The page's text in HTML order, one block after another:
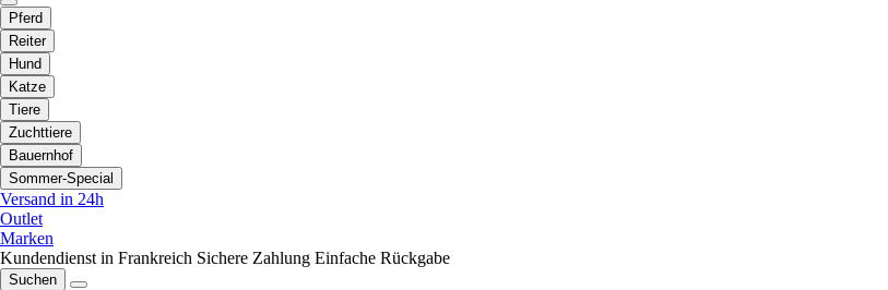
Pferd
Reiter
Hund
Katze
Tiere
Zuchttiere
Bauernhof
Sommer-Special
Versand in 24h
Outlet
Marken
Kundendienst in Frankreich Sichere Zahlung Einfache Rückgabe
Suchen